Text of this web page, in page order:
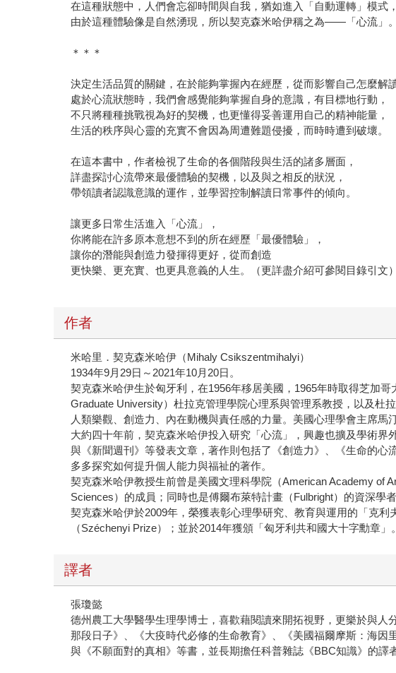
在這種狀態中，人們會忘卻時間與自我，猶如進入「自動運轉」模式，
由於這種體驗像是自然湧現，所以契克森米哈伊稱之為——「心流」。
＊＊＊
決定生活品質的關鍵，在於能夠掌握內在經歷，從而影響自己怎麼解讀
處於心流狀態時，我們會感覺能夠掌握自身的意識，有目標地行動，
不只將種種挑戰視為好的契機，也更懂得妥善運用自己的精神能量，
生活的秩序與心靈的充實不會因為周遭難題侵擾，而時時遭到破壞。
在這本書中，作者檢視了生命的各個階段與生活的諸多層面，
詳盡探討心流帶來最優體驗的契機，以及與之相反的狀況，
帶領讀者認識意識的運作，並學習控制解讀日常事件的傾向。
讓更多日常生活進入「心流」，
你將能在許多原本意想不到的所在經歷「最優體驗」，
讓你的潛能與創造力發揮得更好，從而創造
更快樂、更充實、也更具意義的人生。（更詳盡介紹可參閱目錄引文）
作者
米哈里．契克森米哈伊（Mihaly Csikszentmihalyi）
1934年9月29日～2021年10月20日。
契克森米哈伊生於匈牙利，在1956年移居美國，1965年時取得芝加
Graduate University）杜拉克管理學院心理系與管理系教授，以及杜
人類樂觀、創造力、內在動機與責任感的力量。美國心理學會主席馬
大約四十年前，契克森米哈伊投入研究「心流」，興趣也擴及學術
與《新聞週刊》等發表文章，著作則包括了《創造力》、《生命的
多多探究如何提升個人能力與福祉的著作。
契克森米哈伊教授生前曾是美國文理科學院（American Academy of
Sciences）的成員；同時也是傅爾布萊特計畫（Fulbright）的資深學
契克森米哈伊於2009年，榮獲表彰心理學研究、教育與運用的「克利
（Széchenyi Prize）；並於2014年獲頒「匈牙利共和國大十字勳章」。
譯者
張瓊懿
德州農工大學醫學生理學博士，喜歡藉閱讀來開拓視野，更樂於與
那段日子》、《大疫時代必修的生命教育》、《美國福爾摩斯：海因
與《不願面對的真相》等書，並長期擔任科普雜誌《BBC知識》的譯者